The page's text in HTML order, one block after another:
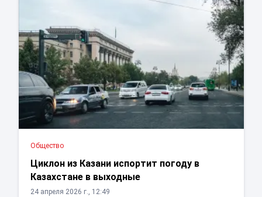
Общество
Циклон из Казани испортит погоду в
Казахстане в выходные
24 апреля 2026 г., 12:49